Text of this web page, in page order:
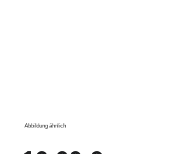
Abbildung ähnlich